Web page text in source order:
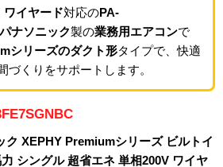
ワイヤード対応のPA-
パナソニック製の業務用エアコンで
シリーズのダクト形タイプで、快適
づくりをサポートします。
ク XEPHY Premiumシリーズ ビルトイ
シングル 超省エネ 単相200V ワイヤ